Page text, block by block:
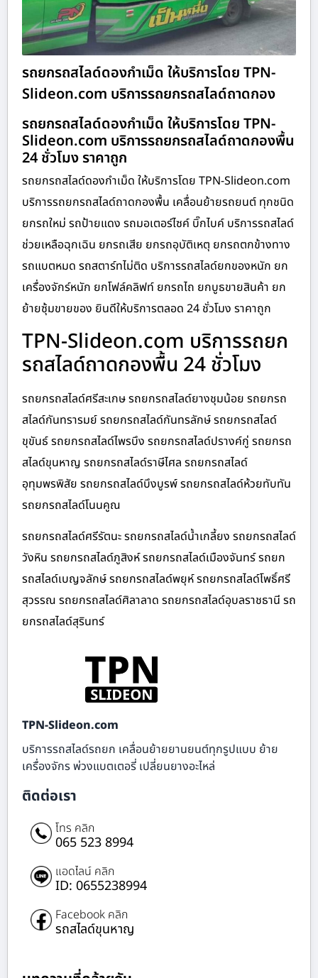
รถยกรถสไลด์ดองกำเม็ด ให้บริการโดย TPN-
Slideon.com บริการรถยกรถสไลด์ถาดกอง
รถยกรถสไลด์ดองกำเม็ด ให้บริการโดย TPN-
Slideon.com บริการรถยกรถสไลด์ถาดกองพื้น
24 ชั่วโมง ราคาถูก
รถยกรถสไลด์ดองกำเม็ด ให้บริการโดย TPN-Slideon.com
บริการรถยกรถสไลด์ถาดกองพื้น เคลื่อนย้ายรถยนต์ ทุกชนิด
ยกรถใหม่ รถป้ายแดง รถมอเตอร์ไซค์ บิ๊กไบค์ บริการรถสไลด์
ช่วยเหลือฉุกเฉิน ยกรถเสีย ยกรถอุบัติเหตุ ยกรถตกข้างทาง
รถแบตหมด รถสตาร์ทไม่ติด บริการรถสไลด์ยกของหนัก ยก
เครื่องจักร์หนัก ยกโฟล์คลิฟท์ ยกรถไถ ยกบูธขายสินค้า ยก
ย้ายซุ้มขายของ ยินดีให้บริการตลอด 24 ชั่วโมง ราคาถูก
TPN-Slideon.com บริการรถยก
รถสไลด์ถาดกองพื้น 24 ชั่วโมง
รถยกรถสไลด์ศรีสะเกษ รถยกรถสไลด์ยางชุมน้อย รถยกรถ
สไลด์กันทรารมย์ รถยกรถสไลด์กันทรลักษ์ รถยกรถสไลด์
ขุขันธ์ รถยกรถสไลด์ไพรบึง รถยกรถสไลด์ปรางค์กู่ รถยกรถ
สไลด์ขุนหาญ รถยกรถสไลด์ราษีไศล รถยกรถสไลด์
อุทุมพรพิสัย รถยกรถสไลด์บึงบูรพ์ รถยกรถสไลด์ห้วยทับทัน
รถยกรถสไลด์โนนคูณ
รถยกรถสไลด์ศรีรัตนะ รถยกรถสไลด์น้ำเกลี้ยง รถยกรถสไลด์
วังหิน รถยกรถสไลด์ภูสิงห์ รถยกรถสไลด์เมืองจันทร์ รถยก
รถสไลด์เบญจลักษ์ รถยกรถสไลด์พยุห์ รถยกรถสไลด์โพธิ์ศรี
สุวรรณ รถยกรถสไลด์ศิลาลาด รถยกรถสไลด์อุบลราชธานี รถ
ยกรถสไลด์สุรินทร์
TPN-Slideon.com
บริการรถสไลด์รถยก เคลื่อนย้ายยานยนต์ทุกรูปแบบ ย้าย
เครื่องจักร พ่วงแบตเตอรี่ เปลี่ยนยางอะไหล่
ติดต่อเรา
โทร คลิก
065 523 8994
แอดไลน์ คลิก
ID: 0655238994
Facebook คลิก
รถสไลด์ขุนหาญ